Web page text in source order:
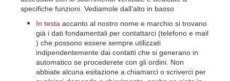
specifiche funzioni. Vediamole dall’alto in basso
In testa accanto al nostro nome e marchio si trovano
già i dati fondamentali per contattarci (telefono e mail
) che possono essere sempre utilizzati
indipendentemente dai contatti che si generano in
automatico se procederete con gli ordini. Non
abbiate alcuna esitazione a chiamarci o scriverci per